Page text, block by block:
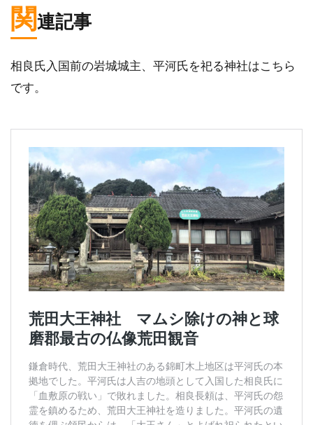
関連記事
相良氏入国前の岩城城主、平河氏を祀る神社はこちら
です。